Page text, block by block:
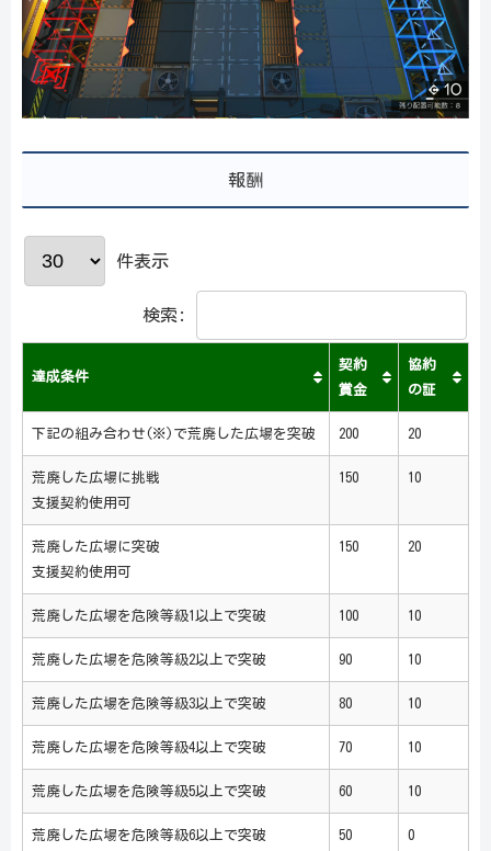
報酬
件表示
検索:
達成条件
契約
賞金
協約
の証
下記の組み合わせ(※)で荒廃した広場を突破 200 20
荒廃した広場に挑戦
支援契約使用可
150 10
荒廃した広場に突破
支援契約使用可
150 20
荒廃した広場を危険等級1以上で突破 100 10
荒廃した広場を危険等級2以上で突破 90 10
荒廃した広場を危険等級3以上で突破 80 10
荒廃した広場を危険等級4以上で突破 70 10
荒廃した広場を危険等級5以上で突破 60 10
荒廃した広場を危険等級6以上で突破 50 0